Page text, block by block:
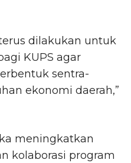
dilakukan untuk
KUPS agar
sentra-
ekonomi daerah,”
meningkatkan
kolaborasi program